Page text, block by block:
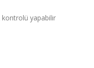
kontrolü yapabilir